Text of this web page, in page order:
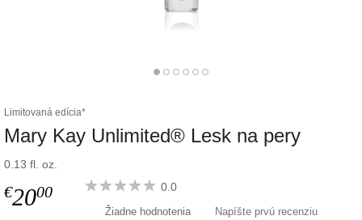
Limitovaná edícia*
Mary Kay Unlimited® Lesk na pery
0.13 fl. oz.
€2000 0.0
Žiadne hodnotenia Napíšte prvú recenziu